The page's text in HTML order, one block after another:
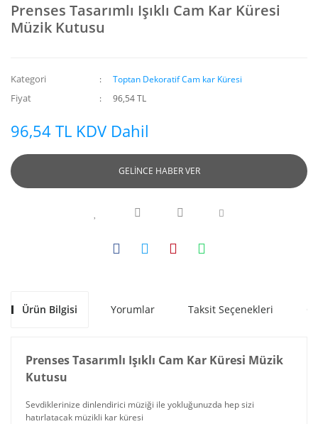
Prenses Tasarımlı Işıklı Cam Kar Küresi
Müzik Kutusu
Kategori Toptan Dekoratif Cam kar Küresi
Fiyat 96,54 TL
96,54 TL KDV Dahil
GELİNCE HABER VER
Ürün Bilgisi Yorumlar Taksit Seçenekleri
Prenses Tasarımlı Işıklı Cam Kar Küresi Müzik
Kutusu
Sevdiklerinize dinlendirici müziği ile yokluğunuzda hep sizi
hatırlatacak müzikli kar küresi